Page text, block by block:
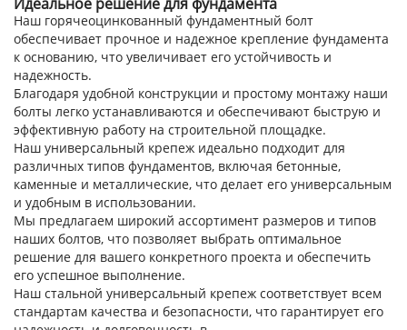
Наш горячеоцинкованный фундаментный болт
обеспечивает прочное и надежное крепление фундамента
к основанию, что увеличивает его устойчивость и
надежность.
Благодаря удобной конструкции и простому монтажу наши
болты легко устанавливаются и обеспечивают быструю и
эффективную работу на строительной площадке.
Наш универсальный крепеж идеально подходит для
различных типов фундаментов, включая бетонные,
каменные и металлические, что делает его универсальным
и удобным в использовании.
Мы предлагаем широкий ассортимент размеров и типов
наших болтов, что позволяет выбрать оптимальное
решение для вашего конкретного проекта и обеспечить
его успешное выполнение.
Наш стальной универсальный крепеж соответствует всем
стандартам качества и безопасности, что гарантирует его